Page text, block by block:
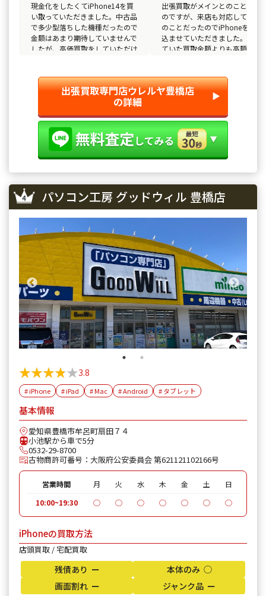
現金化をしたくてiPhone14を買
い取っていただきました。中古品
で多少型落ちした機種だったので
金額はあまり期待していませんで
したが、高価買取をしていただけ
出張買取がメインとのことだっ
のですが、来店も対応している
のことだったのでiPhoneを持ち
込ませていただきました。予想
ていた買取金額よりも高額買取
出張買取専門店ウレルヤ豊橋店
の詳細 ▶︎
パソコン工房 グッドウィル 豊橋店
★★★★★
★★★★★3.8
# iPhone # iPad # Mac # Android # タブレット
基本情報
愛知県豊橋市牟呂町扇田７４
小池駅から車で5分
0532-29-8700
古物商許可番号：大阪府公安委員会 第621121102166号
営業時間 月 火 水 木 金 土
日
10:00~19:30
◯ ◯ ◯ ◯ ◯ ◯ ◯
iPhoneの買取方法
店頭買取 / 宅配買取
残債あり ー
本体のみ ◯
画面割れ ー
ジャンク品 ー